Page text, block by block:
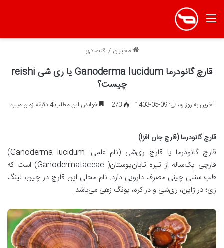
منو
مخبران /اقتصادی
قارچ گانودرما Ganoderma lucidum یا ری شی reishi
چیست؟
آخرین به روز رسانی: 09-05-1403 273 خواندن این مطلب 4 دقیقه زمان میبرد
قارچ گانودرما (قارچ جان افزا)
قارچ گانودرما یا قارچ ری‌شی (نام علمی: Ganoderma lucidum)
قارچی یک‌ساله از تیره تابان‌پوستان( Ganodermataceae) است که
طب سنتی چینی مصرف دارویی دارد. نام محلی این قارچ در چین، لینگ
زی؛ در ژاپن، ری‌شی و در کره، یونگ زهی می‌باشد.